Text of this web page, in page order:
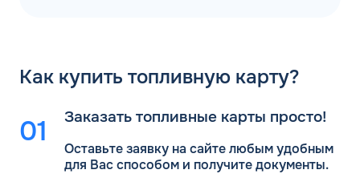
Как купить топливную карту?
Заказать топливные карты просто!
Оставьте заявку на сайте любым удобным
для Васспособом и получите документы.